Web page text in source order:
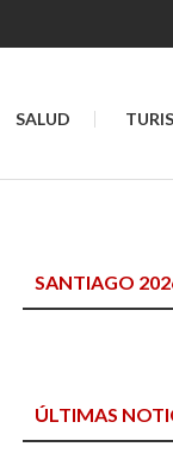
SALUD
SANTIAGO
ÚLTIMAS